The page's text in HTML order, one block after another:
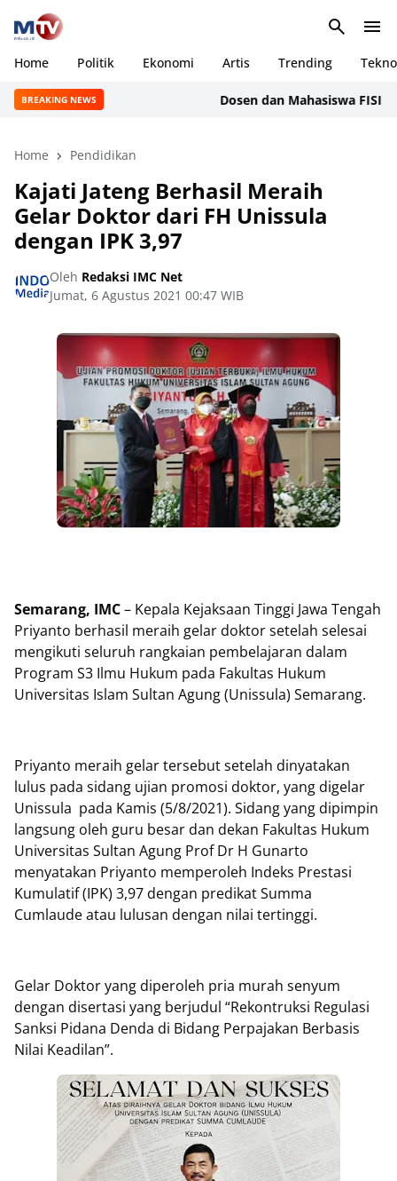
Home Politik Ekonomi Artis Trending Tekno
BREAKING NEWS Dosen dan Mahasiswa FISIP
Home Pendidikan
Kajati Jateng Berhasil Meraih
Gelar Doktor dari FH Unissula
dengan IPK 3,97
Oleh Redaksi IMC Net
Jumat, 6 Agustus 2021 00:47 WIB
Semarang, IMC– Kepala Kejaksaan Tinggi Jawa Tengah
Priyanto berhasil meraih gelar doktor setelah selesai
mengikuti seluruh rangkaian pembelajaran dalam
Program S3 Ilmu Hukum pada Fakultas Hukum
Universitas Islam Sultan Agung (Unissula) Semarang.
Priyanto meraih gelar tersebut setelah dinyatakan
lulus pada sidang ujian promosi doktor, yang digelar
Unissula pada Kamis (5/8/2021). Sidang yang dipimpin
langsung oleh guru besar dan dekan Fakultas Hukum
Universitas Sultan Agung Prof Dr H Gunarto
menyatakan Priyanto memperoleh Indeks Prestasi
Kumulatif (IPK) 3,97 dengan predikat Summa
Cumlaude atau lulusan dengan nilai tertinggi.
Gelar Doktor yang diperoleh pria murah senyum
dengan disertasi yang berjudul “Rekontruksi Regulasi
Sanksi Pidana Denda di Bidang Perpajakan Berbasis
Nilai Keadilan”.